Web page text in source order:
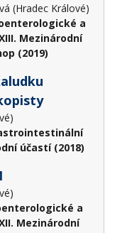
(Hradec Králové)
a
Mezinárodní
(2019)
účastí (2018)
a
Mezinárodní